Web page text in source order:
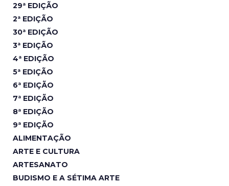
29ª EDIÇÃO
2ª EDIÇÃO
30ª EDIÇÃO
3ª EDIÇÃO
4ª EDIÇÃO
5ª EDIÇÃO
6ª EDIÇÃO
7ª EDIÇÃO
8ª EDIÇÃO
9ª EDIÇÃO
ALIMENTAÇÃO
ARTE E CULTURA
ARTESANATO
BUDISMO E A SÉTIMA ARTE